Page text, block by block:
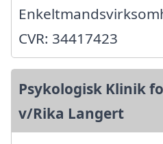
CVR: 34417423
Psykologisk Klinik
v/Rika Langert